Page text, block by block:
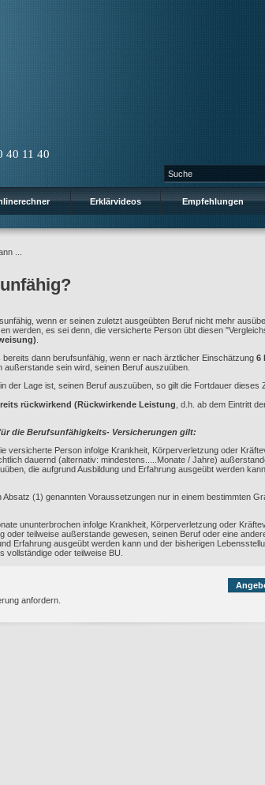
40 11 40
Erklärvideos Empfehlungen
...
wenn er seinen zuletzt ausgeübten Beruf nicht mehr
werden, es sei denn, die versicherte Person übt diesen
dann berufsunfähig, wenn er nach ärztlicher Einschätzung 6
außerstande sein wird, seinen Beruf auszuüben.
der Lage ist, seinen Beruf auszuüben, so gilt die Fortdauer dieses
rückwirkend (Rückwirkende Leistung , d.h. ab dem Eintritt
die Berufsunfähigkeits- Versicherungen gilt:
versicherte Person infolge Krankheit, Körperverletzung oder
dauernd (alternativ: mindestens.....Monate / Jahre)
die aufgrund Ausbildung und Erfahrung ausgeübt werden
Absatz (1) genannten Voraussetzungen nur in einem bestimmten
ununterbrochen infolge Krankheit, Körperverletzung oder
oder teilweise außerstande gewesen, seinen Beruf oder eine
Erfahrung ausgeübt werden kann und der bisherigen
vollständige oder teilweise BU.
anfordern.